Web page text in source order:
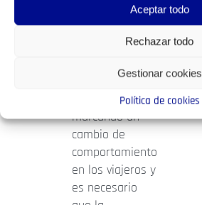
Aceptar todo
Rechazar todo
Gestionar cookies
Política de cookies
en lo que más
gastaban los
turistas antes
Pero la nueva
realidad está
marcando un
cambio de
comportamiento
en los viajeros y
es necesario